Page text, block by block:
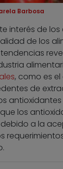
Barbosa
interés de
de los
, como es
de
los
a la